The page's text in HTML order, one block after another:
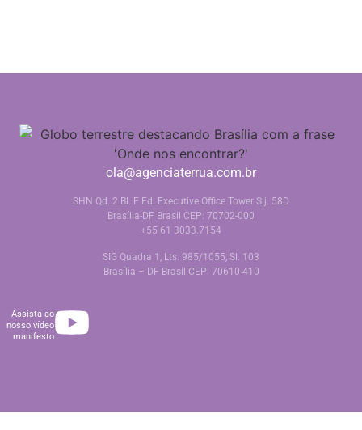
ola@agenciaterrua.com.br
SHN Qd. 2 Bl. F Ed. Executive Office Tower Slj. 58D
Brasília-DF Brasil CEP: 70702-000
+55 61 3033.7154
SIG Quadra 1, Lts. 985/1055, Sl. 103
Brasília – DF Brasil CEP: 70610-410
Assista ao
nosso vídeo
manifesto